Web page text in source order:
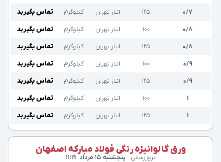
۰/۷ ۱۲۵ انبار تهران کیلوگرم تماس بگیرید
۰/۸ ۱۰۰ انبار تهران کیلوگرم تماس بگیرید
۰/۸ ۱۲۵ انبار تهران کیلوگرم تماس بگیرید
۰/۹ ۱۰۰ انبار تهران کیلوگرم تماس بگیرید
۰/۹ ۱۲۵ انبار تهران کیلوگرم تماس بگیرید
۱ ۱۰۰ انبار تهران کیلوگرم تماس بگیرید
۱ ۱۲۵ انبار تهران کیلوگرم تماس بگیرید
ورق گالوانیزه رنگی فولاد مبارکه اصفهان
بروزرسانی: پنجشنبه ۱۵ مرداد ۱۱:۱۹